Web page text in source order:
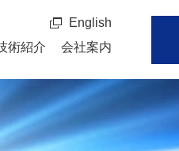
English
術紹介
会社案内